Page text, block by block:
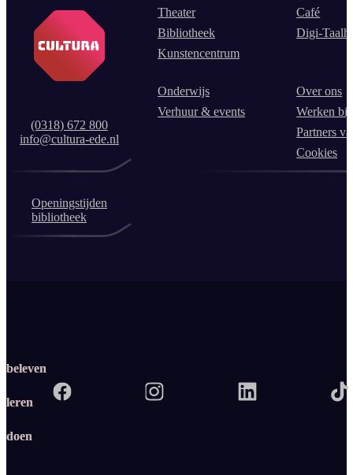
(0318) 672 800
info@cultura-ede.nl
Theater
Bibliotheek
Kunstencentrum
Café
Digi-
Onderwijs
Verhuur & events
Over ons
Werken
Partners
Cookies
Openingstijden
bibliotheek
beleven
leren
doen